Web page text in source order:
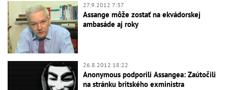
27.9.2012 7:37
Assange môže zostať na ekvádorskej
ambasáde aj roky
26.8.2012 18:22
Anonymous podporili Assangea: Zaútočili
na stránku britského exministra